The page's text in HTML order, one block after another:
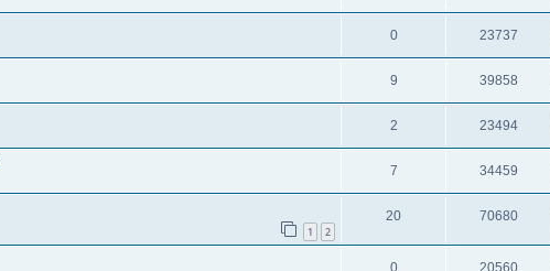
0 23737
9 39858
2 23494
7 34459
1 2
20 70680
0 20560